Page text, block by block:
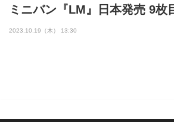
ミニバン『LM』日本発売 9枚
2023.10.19（木） 13:30